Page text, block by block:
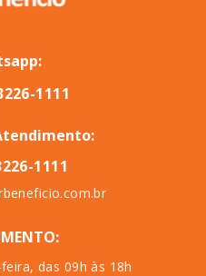
1111
1111
das 09h às 18h